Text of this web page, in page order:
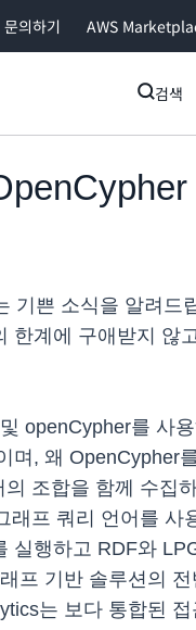
문의하기 AWS
검색
기쁜 소식을 알려드
한계에 구애받지 않
openCypher를 사
며, 왜 OpenCypher
조합을 함께 수집
프 쿼리 언어를 사
실행하고 RDF와
프 기반 솔루션의
는 보다 통합된 접